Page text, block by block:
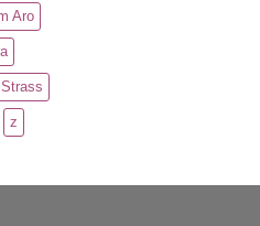
Aro
Strass
z